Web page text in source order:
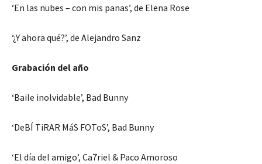
‘En las nubes – con mis panas’, de Elena Rose
‘¿Y ahora qué?’, de Alejandro Sanz
Grabación del año
‘Baile inolvidable’, Bad Bunny
‘DeBÍ TiRAR MáS FOToS’, Bad Bunny
‘El día del amigo’, Ca7riel & Paco Amoroso